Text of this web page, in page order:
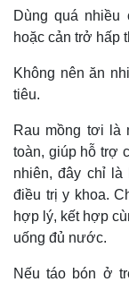
Dùng quá nhiều
hoặc cản trở hấp
Không nên ăn
tiêu.
Rau mồng tơi là
toàn, giúp hỗ trợ
nhiên, đây chỉ
điều trị y khoa.
hợp lý, kết hợp
uống đủ nước.
Nếu táo bón ở